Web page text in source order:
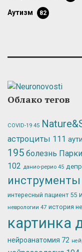
аутизм 82
Облако тегов
COVID-19 45
астроциты 111
195 болезнь
102 данио-рерио 45
интересный пациент 55
неврологии 47 история
картинка
нейроанатомия 72